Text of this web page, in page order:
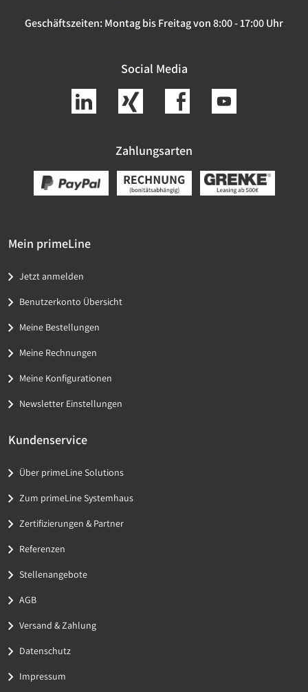
Geschäftszeiten: Montag bis Freitag von 8:00 - 17:00 Uhr
Social Media
Zahlungsarten
Mein primeLine
Jetzt anmelden
Benutzerkonto Übersicht
Meine Bestellungen
Meine Rechnungen
Meine Konfigurationen
Newsletter Einstellungen
Kundenservice
Über primeLine Solutions
Zum primeLine Systemhaus
Zertifizierungen & Partner
Referenzen
Stellenangebote
AGB
Versand & Zahlung
Datenschutz
Impressum